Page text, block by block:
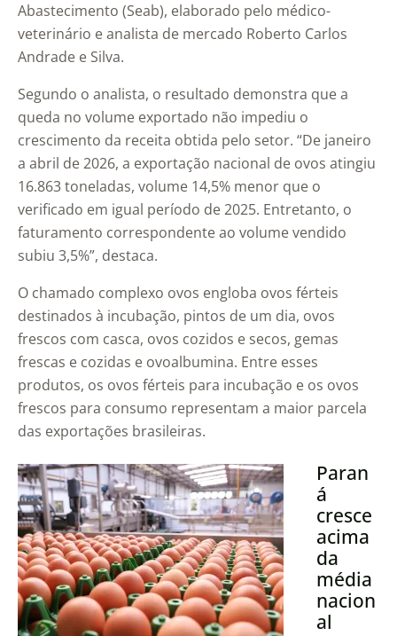
Abastecimento (Seab), elaborado pelo médico-
veterinário e analista de mercado Roberto Carlos
Andrade e Silva.
Segundo o analista, o resultado demonstra que a
queda no volume exportado não impediu o
crescimento da receita obtida pelo setor. “De janeiro
a abril de 2026, a exportação nacional de ovos atingiu
16.863 toneladas, volume 14,5% menor que o
verificado em igual período de 2025. Entretanto, o
faturamento correspondente ao volume vendido
subiu 3,5%”, destaca.
O chamado complexo ovos engloba ovos férteis
destinados à incubação, pintos de um dia, ovos
frescos com casca, ovos cozidos e secos, gemas
frescas e cozidas e ovoalbumina. Entre esses
produtos, os ovos férteis para incubação e os ovos
frescos para consumo representam a maior parcela
das exportações brasileiras.
Paran
á
cresce
acima
da
média
nacion
al